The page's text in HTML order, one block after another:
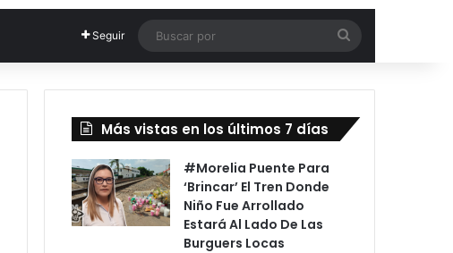
Seguir
por
Más vistas en los últimos 7 días
#Morelia Puente Para
‘Brincar’ El Tren Donde
Niño Fue Arrollado
Estará Al Lado De Las
Burguers Locas